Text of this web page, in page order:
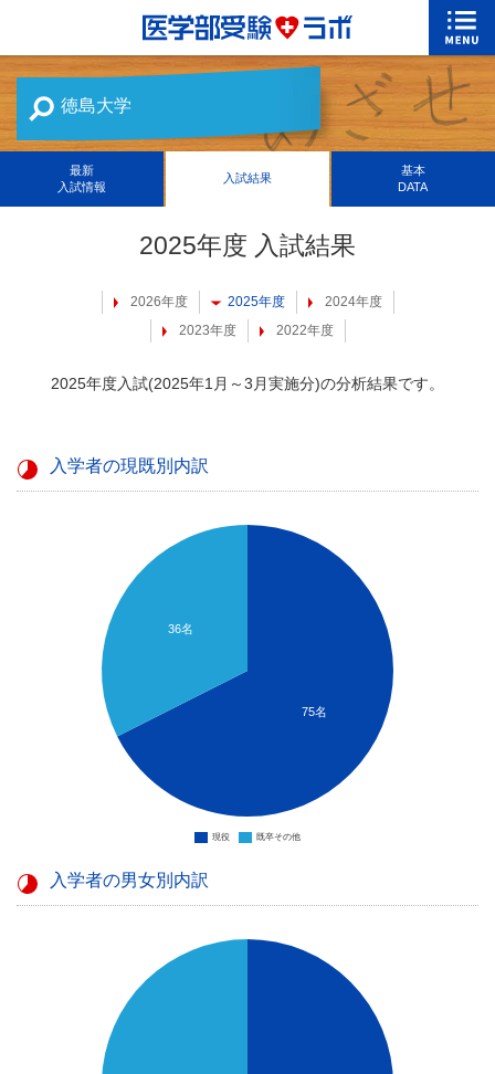
徳島大学
最新
入試情報
入試結果
基本
DATA
2025年度 入試結果
2026年度 2025年度
2024年度
2023年度
2022年度
2025年度入試(2025年1月～3月実施分)の分析結果です。
入学者の現既別内訳
現役 既卒その他
75名
36名
入学者の男女別内訳